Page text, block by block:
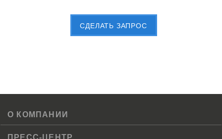
CДЕЛАТЬ ЗАПРОС
О КОМПАНИИ
ПРЕСС-ЦЕНТР